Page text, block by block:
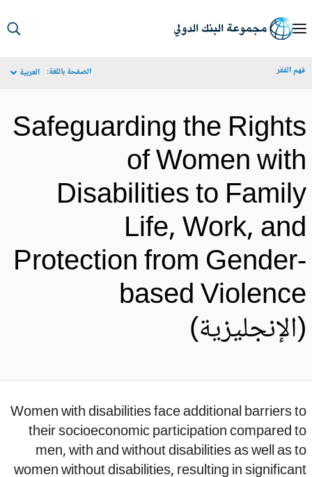
الفقر الصفحة باللغة: العربية
Safeguarding the
of Women
Disabilities to
Life, Work,
Protection from
based
Women with disabilities face additional barriers
their socioeconomic participation compared
men, with and without disabilities as well as
women without disabilities, resulting in